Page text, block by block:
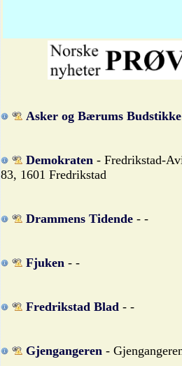
Asker og Bærums Budstikke
Demokraten - Fredrikstad-
83, 1601 Fredrikstad
Drammens Tidende - -
Fjuken - -
Fredrikstad Blad - -
Gjengangeren -